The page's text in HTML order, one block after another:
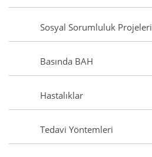
Sosyal Sorumluluk Projeleri
Basında BAH
Hastalıklar
Tedavi Yöntemleri